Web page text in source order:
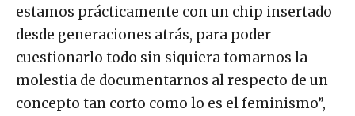
estamos prácticamente con un chip insertado
desde generaciones atrás, para poder
cuestionarlo todo sin siquiera tomarnos la
molestia de documentarnos al respecto de un
concepto tan corto como lo es el feminismo”,